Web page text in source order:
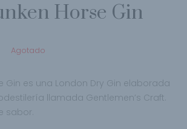
Horse Gin
Agotado
Gin es una London Dry Gin elaborada
llamada Gentlemen’s Craft.
sabor.